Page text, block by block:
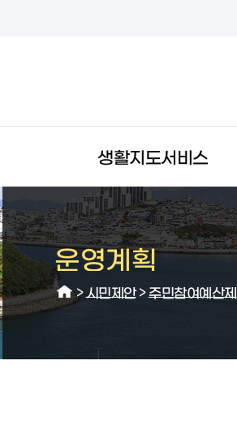
생활지도서비스
운영계획
> 시민제안> 주민참여예산제